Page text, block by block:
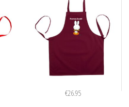
€26.95